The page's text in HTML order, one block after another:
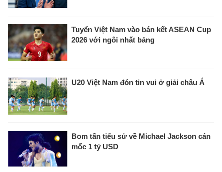
Tuyển Việt Nam vào bán kết ASEAN Cup
2026 với ngôi nhất bảng
U20 Việt Nam đón tin vui ở giải châu Á
Bom tấn tiểu sử về Michael Jackson cán
mốc 1 tỷ USD